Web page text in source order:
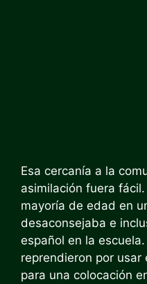
Esa cercanía a la
asimilación fuera
mayoría de edad en
desaconsejaba e
español en la
reprendieron por usar
para una colocación